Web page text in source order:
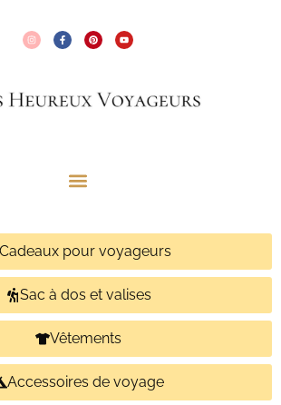
Cadeaux pour voyageurs
Sac à dos et valises
Vêtements
Accessoires de voyage